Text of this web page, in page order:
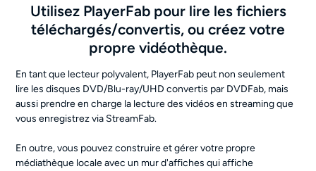
Utilisez PlayerFab pour lire les fichiers
téléchargés/convertis, ou créez votre
propre vidéothèque.
En tant que lecteur polyvalent, PlayerFab peut non seulement
lire les disques DVD/Blu-ray/UHD convertis par DVDFab, mais
aussi prendre en charge la lecture des vidéos en streaming que
vous enregistrez via StreamFab.
En outre, vous pouvez construire et gérer votre propre
médiathèque locale avec un mur d'affiches qui affiche